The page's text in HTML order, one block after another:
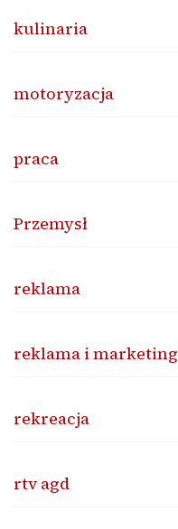
kulinaria
motoryzacja
praca
Przemysł
reklama
reklama i marketing
rekreacja
rtv agd